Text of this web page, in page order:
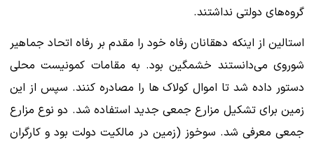
گروه‌های دولتی نداشتند.
استالین از اینکه دهقانان رفاه خود را مقدم بر رفاه اتحاد جماهیر
شوروی می‌دانستند خشمگین بود. به مقامات کمونیست محلی
دستور داده شد تا اموال کولاک ها را مصادره کنند. سپس از این
زمین برای تشکیل مزارع جمعی جدید استفاده شد. دو نوع مزارع
جمعی معرفی شد. سوخوز (زمین در مالکیت دولت بود و کارگران